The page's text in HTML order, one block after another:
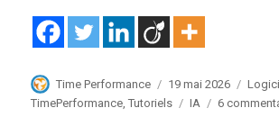
Auteur
Time Performance
Publié
le
19 mai 2026
TimePerformance ,Tutoriels Étiquettes
IA 6